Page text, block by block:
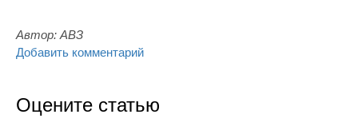
Автор:АВЗ
Добавить комментарий
Оцените статью